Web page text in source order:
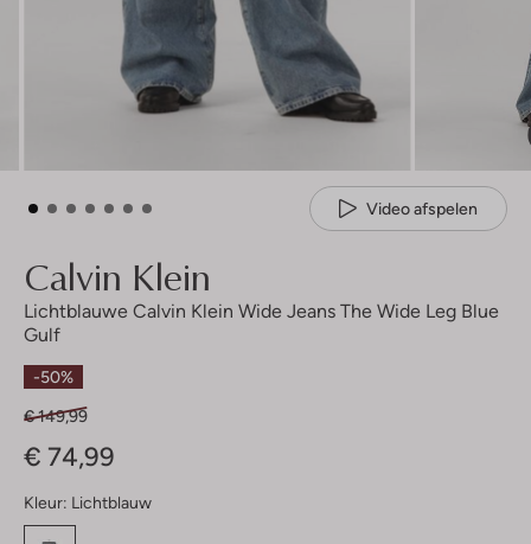
Video afspelen
Calvin Klein
Lichtblauwe Calvin Klein Wide Jeans The Wide Leg Blue
Gulf
-50%
€ 149,99
€ 74,99
Kleur: Lichtblauw